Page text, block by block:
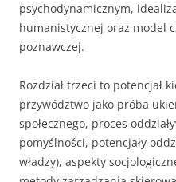
psychodynamicznym,
humanistycznej oraz model
poznawczej.
Rozdział trzeci to potencjał
przywództwo jako próba
społecznego, proces
pomyślności, potencjały
władzy), aspekty